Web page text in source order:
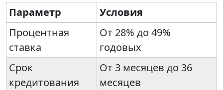
Параметр
Условия
Процентная
ставка
От 28% до 49%
годовых
Срок
кредитования
От 3 месяцев до 36
месяцев